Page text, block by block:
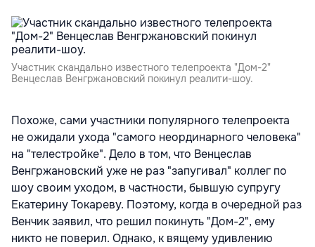
Участник скандально известного телепроекта "Дом-2"
Венцеслав Венгржановский покинул реалити-шоу.
Похоже, сами участники популярного телепроекта
не ожидали ухода "самого неординарного человека"
на "телестройке". Дело в том, что Венцеслав
Венгржановский уже не раз "запугивал" коллег по
шоу своим уходом, в частности, бывшую супругу
Екатерину Токареву. Поэтому, когда в очередной раз
Венчик заявил, что решил покинуть "Дом-2", ему
никто не поверил. Однако, к вящему удивлению